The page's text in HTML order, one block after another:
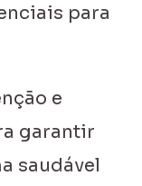
para
e
garantir
saudável